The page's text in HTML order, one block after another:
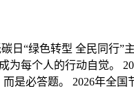
日“绿色转型 全民同行”
每个人的行动自觉。
是必答题。 2026年全国